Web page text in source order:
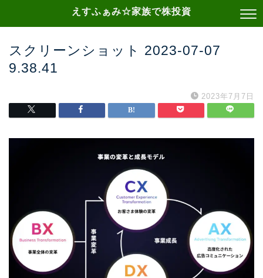
えすふぁみ☆家族で株投資
スクリーンショット 2023-07-07
9.38.41
2023年7月7日